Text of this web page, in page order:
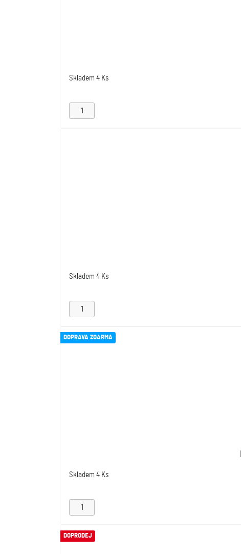
Skladem 4 Ks
Skladem 4 Ks
DOPRAVA ZDARMA
Skladem 4 Ks
DOPRODEJ